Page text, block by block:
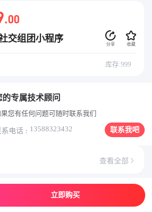
.00
交组团小程序
分享 收藏
库存:999
的专属技术顾问
您有任何问题可随时联系我们
系电话 : 13588323432 联系我吧
查看全部
详情介绍立即购买